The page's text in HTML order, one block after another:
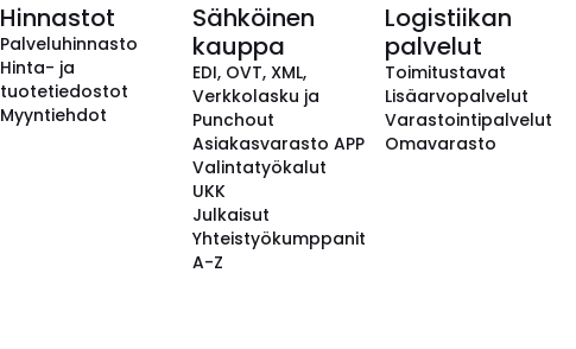
Hinnastot
Palveluhinnasto
Hinta- ja
tuotetiedostot
Myyntiehdot
Sähköinen
kauppa
EDI, OVT, XML,
Verkkolasku ja
Punchout
Asiakasvarasto APP
Valintatyökalut
UKK
Julkaisut
Yhteistyökumppanit
A-Z
Logistiikan
palvelut
Toimitustavat
Lisäarvopalvelut
Varastointipalvelut
Omavarasto